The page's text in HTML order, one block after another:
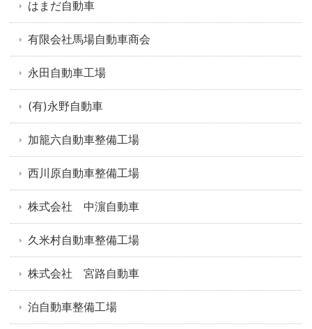
はまだ自動車
有限会社馬場自動車商会
永田自動車工場
(有)永野自動車
加籠六自動車整備工場
西川原自動車整備工場
株式会社 中濵自動車
久米村自動車整備工場
株式会社 宮路自動車
泊自動車整備工場